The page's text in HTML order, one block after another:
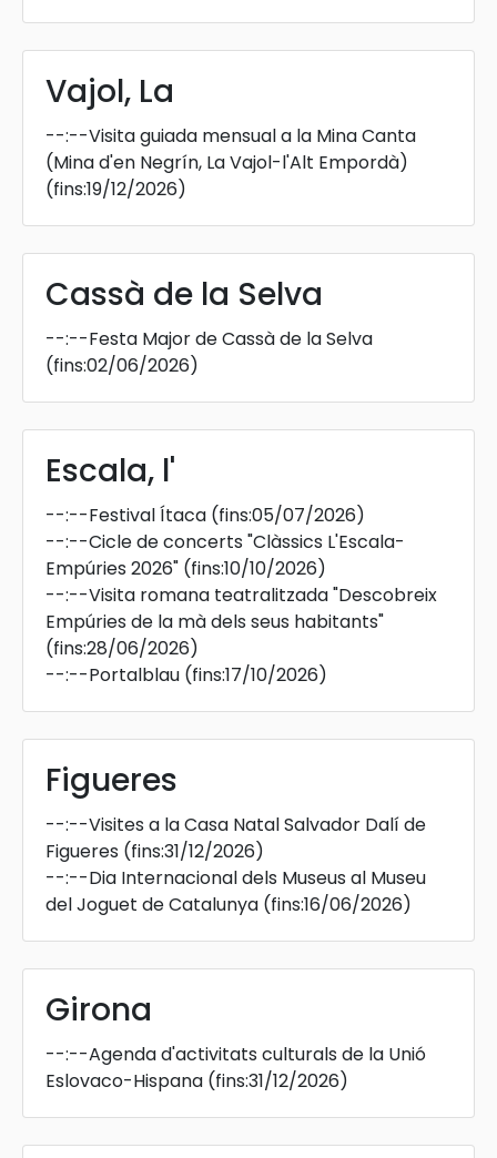
Vajol, La
--:--Visita guiada mensual a la Mina Canta
(Mina d'en Negrín, La Vajol-l'Alt Empordà)
(fins:19/12/2026)
Cassà de la Selva
--:--Festa Major de Cassà de la Selva
(fins:02/06/2026)
Escala, l'
--:--Festival Ítaca (fins:05/07/2026)
--:--Cicle de concerts "Clàssics L'Escala-
Empúries 2026" (fins:10/10/2026)
--:--Visita romana teatralitzada "Descobreix
Empúries de la mà dels seus habitants"
(fins:28/06/2026)
--:--Portalblau (fins:17/10/2026)
Figueres
--:--Visites a la Casa Natal Salvador Dalí de
Figueres (fins:31/12/2026)
--:--Dia Internacional dels Museus al Museu
del Joguet de Catalunya (fins:16/06/2026)
Girona
--:--Agenda d'activitats culturals de la Unió
Eslovaco-Hispana (fins:31/12/2026)